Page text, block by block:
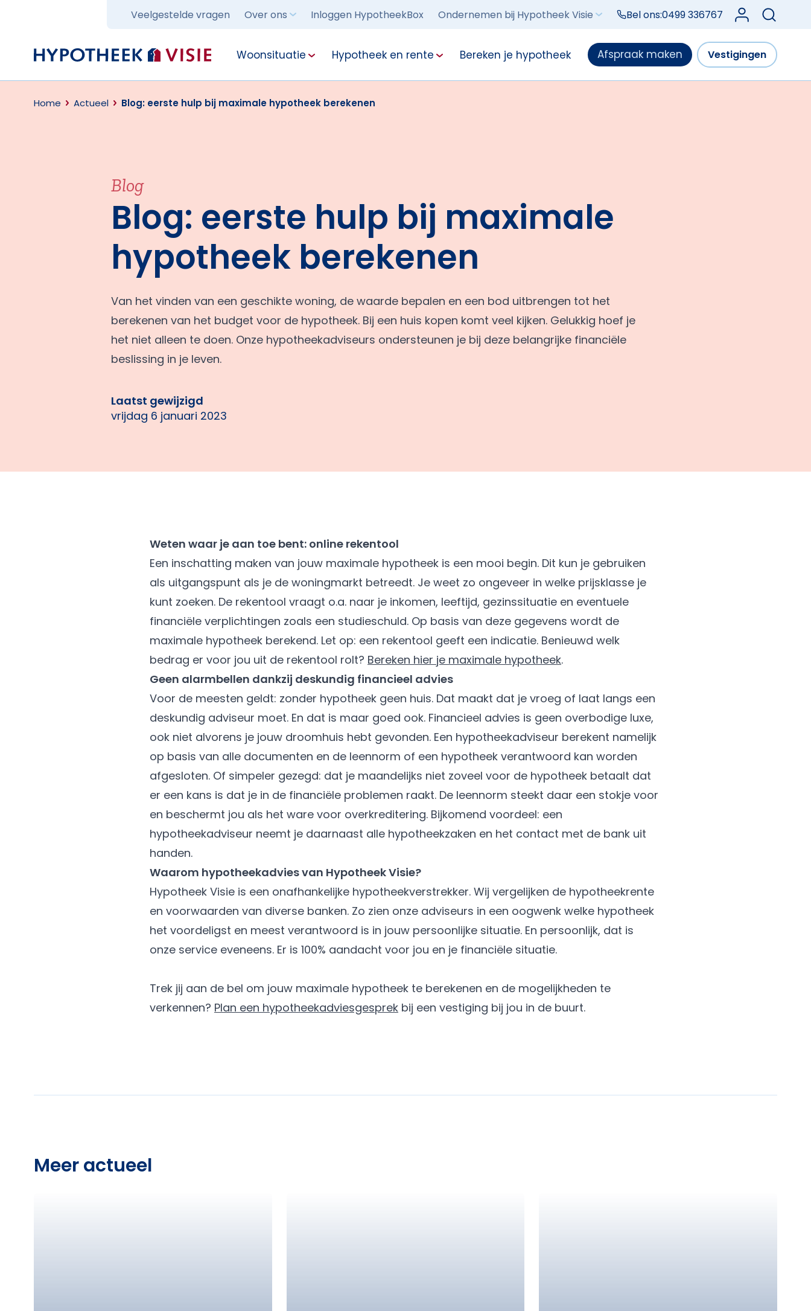
Veelgestelde vragen Over ons Inloggen HypotheekBox Ondernemen bij Hypotheek Visie Bel ons:0499 336767 Log in bij Mijn
Terug naar home Woonsituatie Hypotheek en rente Bereken je hypotheek Afspraak maken Vestigingen
Home Actueel Blog: eerste hulp bij maximale hypotheek berekenen
Blog
Blog: eerste hulp bij maximale
hypotheek berekenen
Van het vinden van een geschikte woning, de waarde bepalen en een bod uitbrengen tot het
berekenen van het budget voor de hypotheek. Bij een huis kopen komt veel kijken. Gelukkig hoef je
het niet alleen te doen. Onze hypotheekadviseurs ondersteunen je bij deze belangrijke financiële
beslissing in je leven.
Laatst gewijzigd
vrijdag 6 januari 2023
Weten waar je aan toe bent: online rekentool
Een inschatting maken van jouw maximale hypotheek is een mooi begin. Dit kun je gebruiken
als uitgangspunt als je de woningmarkt betreedt. Je weet zo ongeveer in welke prijsklasse je
kunt zoeken. De rekentool vraagt o.a. naar je inkomen, leeftijd, gezinssituatie en eventuele
financiële verplichtingen zoals een studieschuld. Op basis van deze gegevens wordt de
maximale hypotheek berekend. Let op: een rekentool geeft een indicatie. Benieuwd welk
bedrag er voor jou uit de rekentool rolt? Bereken hier je maximale hypotheek.
Geen alarmbellen dankzij deskundig financieel advies
Voor de meesten geldt: zonder hypotheek geen huis. Dat maakt dat je vroeg of laat langs een
deskundig adviseur moet. En dat is maar goed ook. Financieel advies is geen overbodige luxe,
ook niet alvorens je jouw droomhuis hebt gevonden. Een hypotheekadviseur berekent namelijk
op basis van alle documenten en de leennorm of een hypotheek verantwoord kan worden
afgesloten. Of simpeler gezegd: dat je maandelijks niet zoveel voor de hypotheek betaalt dat
er een kans is dat je in de financiële problemen raakt. De leennorm steekt daar een stokje voor
en beschermt jou als het ware voor overkreditering. Bijkomend voordeel: een
hypotheekadviseur neemt je daarnaast alle hypotheekzaken en het contact met de bank uit
handen.
Waarom hypotheekadvies van Hypotheek Visie?
Hypotheek Visie is een onafhankelijke hypotheekverstrekker. Wij vergelijken de hypotheekrente
en voorwaarden van diverse banken. Zo zien onze adviseurs in een oogwenk welke hypotheek
het voordeligst en meest verantwoord is in jouw persoonlijke situatie. En persoonlijk, dat is
onze service eveneens. Er is 100% aandacht voor jou en je financiële situatie.
Trek jij aan de bel om jouw maximale hypotheek te berekenen en de mogelijkheden te
verkennen? Plan een hypotheekadviesgesprek bij een vestiging bij jou in de buurt.
Meer actueel